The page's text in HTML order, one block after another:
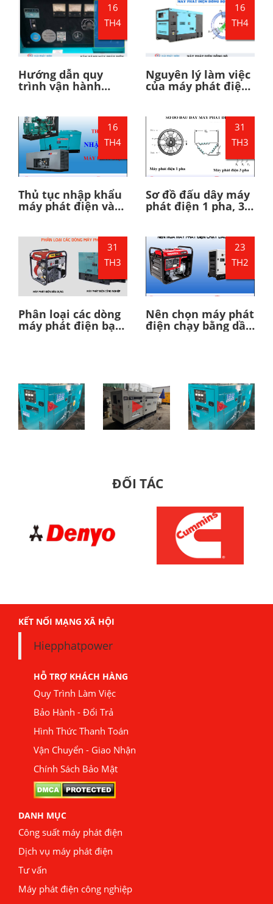
16
TH4
Hướng dẫn quy
trình vận hành
Phát Power
16
TH4
Nguyên lý làm việc
của máy phát điện
16
TH4
Thủ tục nhập khẩu
máy phát điện và
31
TH3
Sơ đồ đấu dây máy
phát điện 1 pha, 3
31
TH3
Phân loại các dòng
máy phát điện bạn
23
TH2
Nên chọn máy phát
điện chạy bằng dầu
ĐỐI TÁC
KẾT NỐI MẠNG XÃ HỘI
Hiepphatpower
HỖ TRỢ KHÁCH HÀNG
Quy Trình Làm Việc
Bảo Hành - Đổi Trả
Hình Thức Thanh Toán
Vận Chuyển - Giao Nhận
Chính Sách Bảo Mật
DANH MỤC
Công suất máy phát điện
Dịch vụ máy phát điện
Tư vấn
Máy phát điện công nghiệp